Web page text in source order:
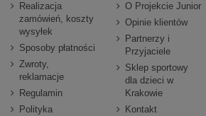
Realizacja
zamówień, koszty
wysyłek
Sposoby płatności
Zwroty,
reklamacje
Regulamin
Polityka
O Projekcie Junior
Opinie klientów
Partnerzy i
Przyjaciele
Sklep sportowy
dla dzieci w
Krakowie
Kontakt